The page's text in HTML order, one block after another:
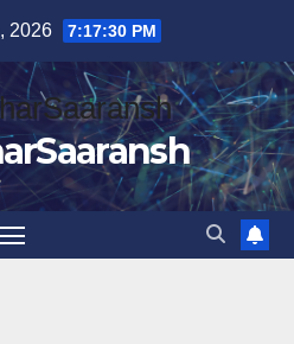
2026 7:17:30 PM